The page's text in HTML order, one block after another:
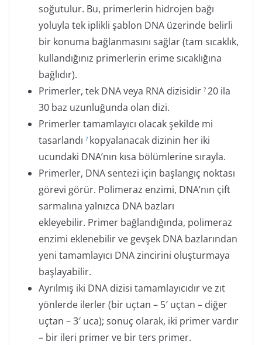
soğutulur. Bu, primerlerin hidrojen bağı
yoluyla tek iplikli şablon DNA üzerinde belirli
bir konuma bağlanmasını sağlar (tam sıcaklık,
kullandığınız primerlerin erime sıcaklığına
bağlıdır).
Primerler, tek DNA veya RNA dizisidir ? 20 ila
30 baz uzunluğunda olan dizi.
Primerler tamamlayıcı olacak şekilde mi
tasarlandı ? kopyalanacak dizinin her iki
ucundaki DNA’nın kısa bölümlerine sırayla.
Primerler, DNA sentezi için başlangıç ​​noktası
görevi görür. Polimeraz enzimi, DNA’nın çift
sarmalına yalnızca DNA bazları
ekleyebilir. Primer bağlandığında, polimeraz
enzimi eklenebilir ve gevşek DNA bazlarından
yeni tamamlayıcı DNA zincirini oluşturmaya
başlayabilir.
Ayrılmış iki DNA dizisi tamamlayıcıdır ve zıt
yönlerde ilerler (bir uçtan – 5′ uçtan – diğer
uçtan – 3′ uca); sonuç olarak, iki primer vardır
– bir ileri primer ve bir ters primer.